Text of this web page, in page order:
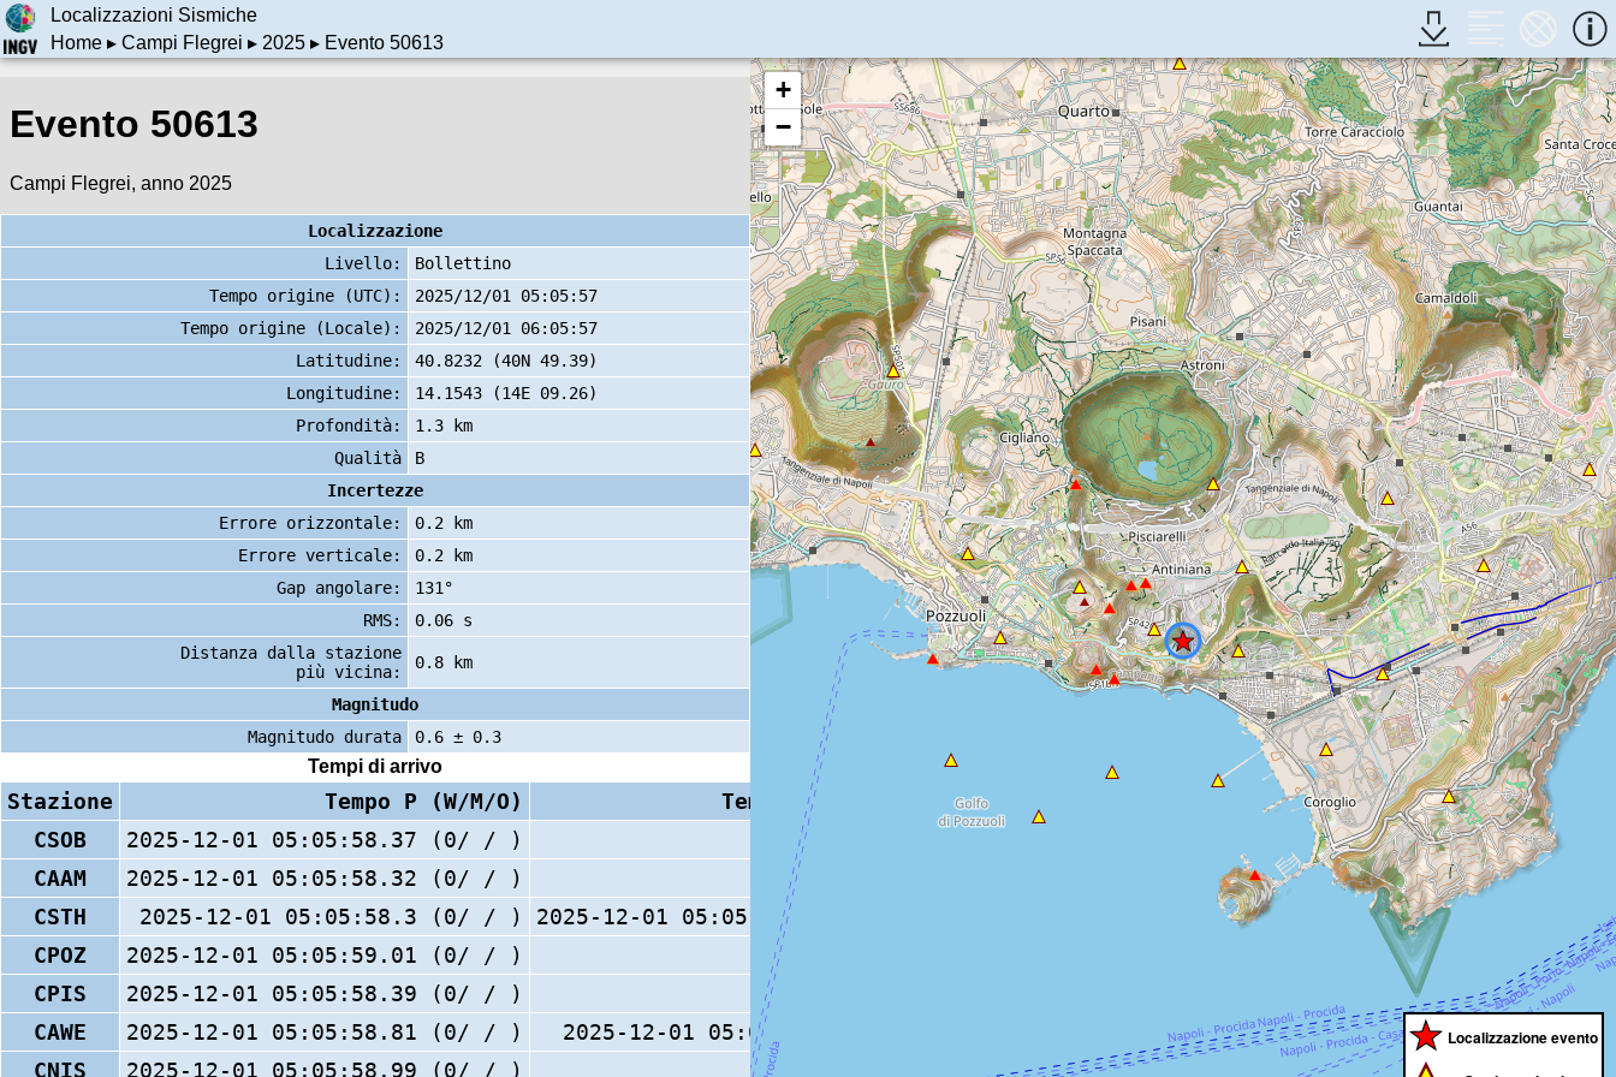
Localizzazioni Sismiche
Home▸ Campi Flegrei ▸ 2025▸ Evento 50613
Evento 50613
Campi Flegrei, anno 2025
Localizzazione
Livello:
Bollettino
Tempo origine (UTC):
2025/12/01 05:05:57
Tempo origine (Locale):
2025/12/01 06:05:57
Latitudine:
40.8232 (40N 49.39)
Longitudine:
14.1543 (14E 09.26)
Profondità:
1.3 km
Qualità
B
Incertezze
Errore orizzontale:
0.2 km
Errore verticale:
0.2 km
Gap angolare:
131°
RMS:
0.06 s
Distanza dalla stazione
più vicina:
0.8 km
Magnitudo
Magnitudo durata
0.6 ± 0.3
Tempi di arrivo
Stazione Tempo P (W/M/O) Tempo S (W/M/O)
Coda
CSOB
2025-12-01 05:05:58.37 (0/ / )
CAAM
2025-12-01 05:05:58.32 (0/ / )
CSTH
2025-12-01 05:05:58.3 (0/ / ) 2025-12-01 05:05:58.9 (0/ / )
CPOZ
2025-12-01 05:05:59.01 (0/ / )
CPIS
2025-12-01 05:05:58.39 (0/ / )
CAWE
2025-12-01 05:05:58.81 (0/ / )
2025-12-01 05:06:00 (0/ / )
CNIS
2025-12-01 05:05:58.99 (0/ / )
+
−
Localizzazione evento